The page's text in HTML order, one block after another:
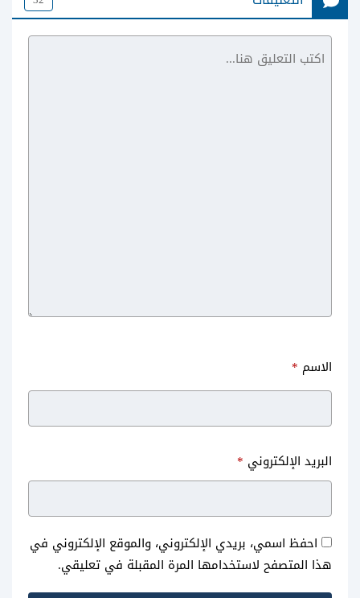
Mobogenie
الاسم *
البريد الإلكتروني *
احفظ اسمي، بريدي الإلكتروني، والموقع الإلكتروني في
هذا المتصفح لاستخدامها المرة المقبلة في تعليقي.